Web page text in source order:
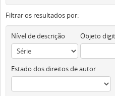
Filtrar os resultados por:
Nível de descrição
Estado dos direitos de autor